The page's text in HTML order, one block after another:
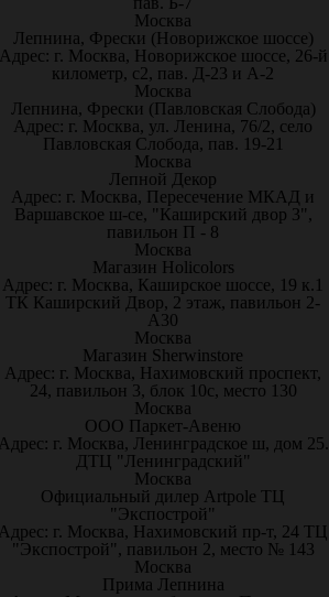
Москва
Лепнина, Фрески (Новорижское шоссе)
г. Москва, Новорижское шоссе, 26-й
километр, с2, пав. Д-23 и А-2
Москва
Лепнина, Фрески (Павловская Слобода)
Адрес: г. Москва, ул. Ленина, 76/2, село
Павловская Слобода, пав. 19-21
Москва
Лепной Декор
Адрес: г. Москва, Пересечение МКАД и
Варшавское ш-се, "Каширский двор 3",
павильон П - 8
Москва
Магазин Holicolors
Адрес: г. Москва, Каширское шоссе, 19 к.1
ТК Каширский Двор, 2 этаж, павильон 2-
А30
Москва
Магазин Sherwinstore
Адрес: г. Москва, Нахимовский проспект,
24, павильон 3, блок 10с, место 130
Москва
ООО Паркет-Авeню
г. Москва, Ленинградское ш, дом 25.
ДТЦ "Ленинградский"
Москва
Официальный дилер Artpole ТЦ
"Экспострой"
г. Москва, Нахимовский пр-т, 24 ТЦ
"Экспострой", павильон 2, место № 143
Москва
Прима Лепнина